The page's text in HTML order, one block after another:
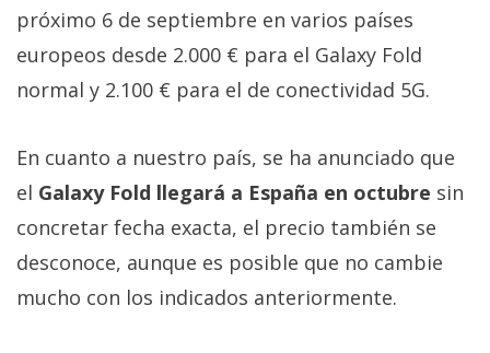
próximo 6 de septiembre en varios países
europeos desde 2.000 € para el Galaxy Fold
normal y 2.100 € para el de conectividad 5G.
En cuanto a nuestro país, se ha anunciado que
el Galaxy Fold llegará a España en octubre sin
concretar fecha exacta, el precio también se
desconoce, aunque es posible que no cambie
mucho con los indicados anteriormente.